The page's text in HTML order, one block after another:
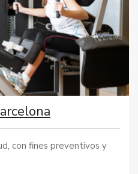
con fines preventivos y